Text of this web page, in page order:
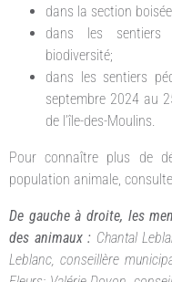
dans la section
dans les sentiers
biodiversité;
dans les sentiers
septembre 2024 au
de l’île-des-Moulins.
Pour connaître plus de
population animale,
De gauche à droite, les
des animaux : Chantal
Leblanc, conseillère